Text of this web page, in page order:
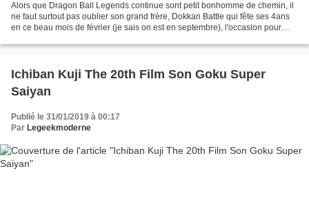
Alors que Dragon Ball Legends continue sont petit bonhomme de chemin, il
ne faut surtout pas oublier son grand frère, Dokkan Battle qui fête ses 4ans
en ce beau mois de février (je sais on est en septembre), l'occasion pour
Ichiban Kuji The 20th Film Son Goku Super
Saiyan
Publié le 31/01/2019 à 00:17
Par Legeekmoderne